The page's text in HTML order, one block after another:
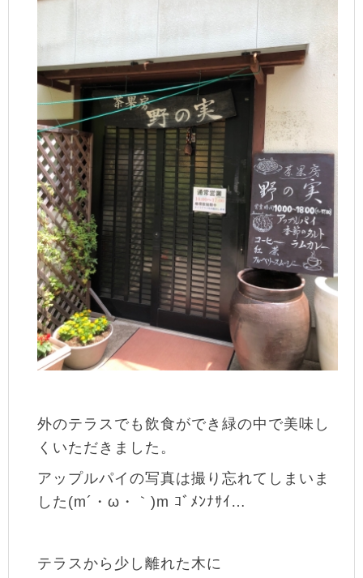
外のテラスでも飲食ができ緑の中で美味し
くいただきました。
アップルパイの写真は撮り忘れてしまいま
した(m´・ω・｀)m ｺﾞﾒﾝﾅｻｲ…
テラスから少し離れた木に